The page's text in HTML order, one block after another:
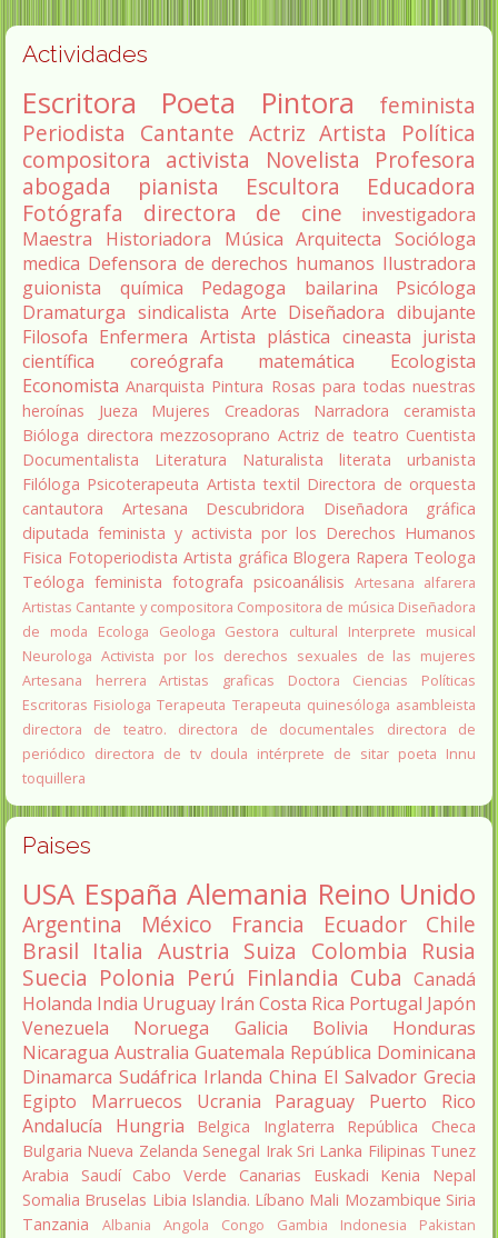
Actividades
Escritora Poeta Pintora
feminista
Periodista Cantante Actriz Artista
Política
compositora activista Novelista
Profesora
abogada
pianista Escultora
Educadora
Fotógrafa
directora de cine
investigadora
Maestra
Historiadora Música Arquitecta Socióloga
medica Defensora de derechos humanos Ilustradora
guionista
química Pedagoga bailarina
Psicóloga
Dramaturga sindicalista Arte Diseñadora dibujante
Filosofa Enfermera Artista plástica cineasta jurista
científica
coreógrafa matemática
Ecologista
Economista Anarquista Pintura Rosas para todas nuestras
heroínas
Jueza Mujeres Creadoras Narradora
ceramista
Bióloga directora mezzosoprano Actriz de teatro Cuentista
Documentalista
Literatura Naturalista literata
urbanista
Filóloga Psicoterapeuta Artista textil Directora de orquesta
cantautora
Artesana Descubridora
Diseñadora gráfica
diputada feminista y activista por los Derechos Humanos
Fisica Fotoperiodista Artista gráfica Blogera Rapera Teologa
Teóloga feminista fotografa psicoanálisis Artesana alfarera
Artistas Cantante y compositora Compositora de música Diseñadora
de moda
Ecologa Geologa Gestora cultural
Interprete musical
Neurologa Activista por los derechos sexuales de las mujeres
Artesana herrera
Artistas graficas
Doctora Ciencias Políticas
Escritoras Fisiologa Terapeuta Terapeuta quinesóloga asambleista
directora de teatro.
directora de documentales
directora de
periódico directora de tv doula intérprete de sitar poeta Innu
toquillera
Paises
USA España Alemania Reino Unido
Argentina México Francia Ecuador
Chile
Brasil Italia Austria Suiza Colombia Rusia
Suecia Polonia Perú Finlandia Cuba Canadá
Holanda India Uruguay Irán Costa Rica Portugal Japón
Venezuela
Noruega Galicia Bolivia
Honduras
Nicaragua Australia Guatemala República Dominicana
Dinamarca Sudáfrica Irlanda China El Salvador Grecia
Egipto
Marruecos Ucrania Paraguay
Puerto Rico
Andalucía
Hungria Belgica Inglaterra
República Checa
Bulgaria Nueva Zelanda Senegal Irak Sri Lanka Filipinas Tunez
Arabia Saudí Cabo Verde Canarias Euskadi Kenia
Nepal
Somalia Bruselas Libia Islandia. Líbano Mali Mozambique Siria
Tanzania
Albania Angola Congo Gambia Indonesia
Pakistan